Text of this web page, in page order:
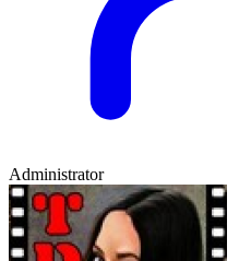
Administrator